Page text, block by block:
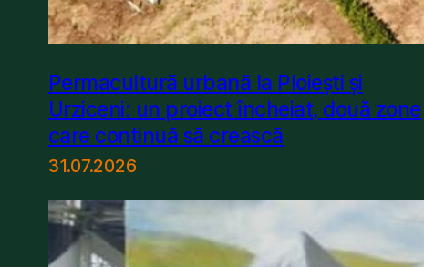
Permacultură urbană la Ploiești și
Urziceni: un proiect încheiat, două zone
care continuă să crească
31.07.2026